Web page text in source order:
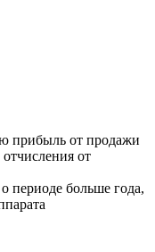
прибыль от продажи
от
периоде больше года,